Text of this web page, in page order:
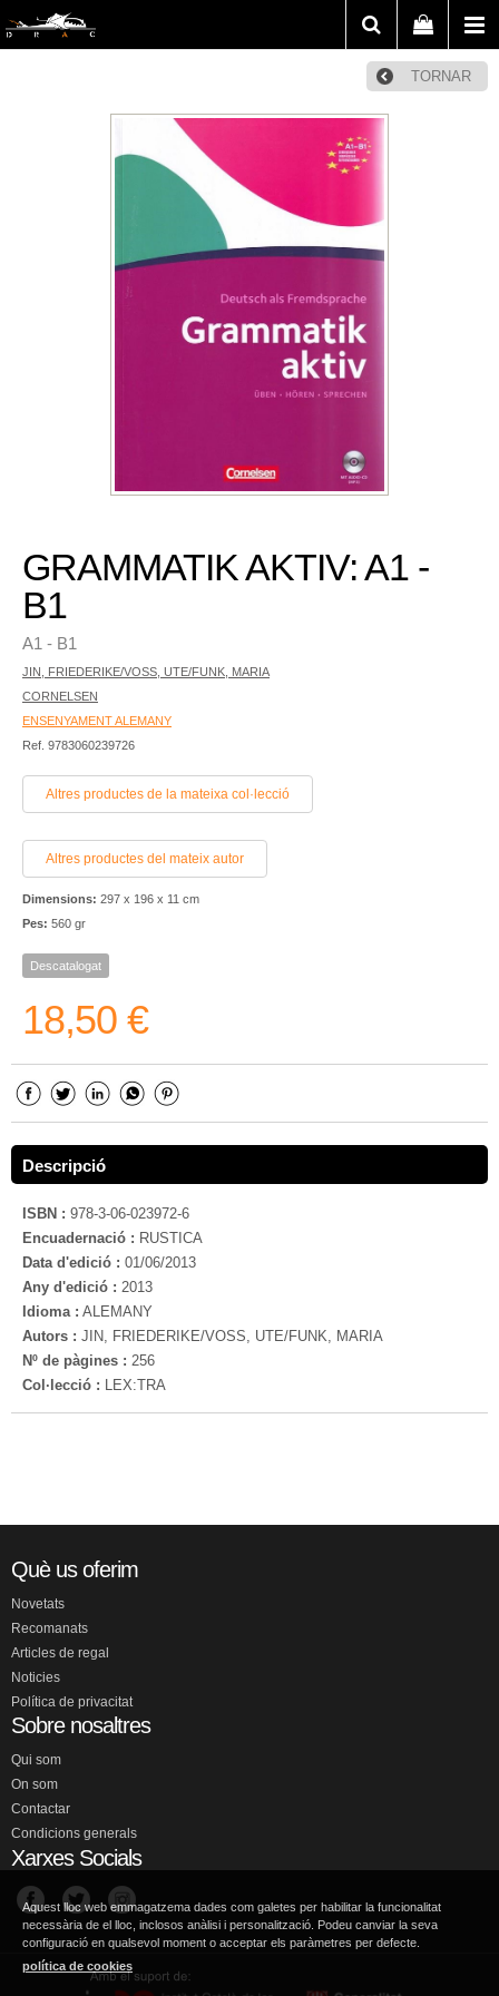
TORNAR
GRAMMATIK AKTIV: A1 -
B1
A1 - B1
JIN, FRIEDERIKE/VOSS, UTE/FUNK, MARIA
CORNELSEN
ENSENYAMENT ALEMANY
Ref. 9783060239726
Altres productes de la mateixa col·lecció
Altres productes del mateix autor
Dimensions: 297 x 196 x 11 cm
Pes: 560 gr
Descatalogat
18,50 €
Descripció
ISBN : 978-3-06-023972-6
Encuadernació : RUSTICA
Data d'edició : 01/06/2013
Any d'edició : 2013
Idioma : ALEMANY
Autors : JIN, FRIEDERIKE/VOSS, UTE/FUNK, MARIA
Nº de pàgines : 256
Col·lecció : LEX:TRA
Què us oferim
Novetats
Recomanats
Articles de regal
Noticies
Política de privacitat
Sobre nosaltres
Qui som
On som
Contactar
Condicions generals
Xarxes Socials
Aquest lloc web emmagatzema dades com galetes per habilitar la funcionalitat
necessària de el lloc, inclosos anàlisi i personalització. Podeu canviar la seva
configuració en qualsevol moment o acceptar els paràmetres per defecte.
política de cookies